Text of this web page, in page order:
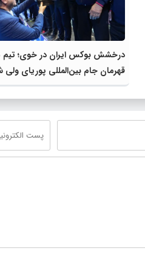
درخشش بوکس ایران در خوی؛ تیم
قهرمان جام بین‌المللی پوریای ولی